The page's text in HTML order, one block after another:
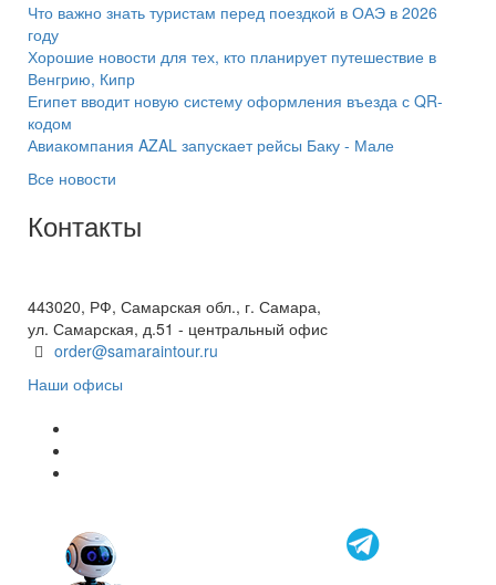
Что важно знать туристам перед поездкой в ОАЭ в 2026
году
Хорошие новости для тех, кто планирует путешествие в
Венгрию, Кипр
Египет вводит новую систему оформления въезда с QR-
кодом
Авиакомпания AZAL запускает рейсы Баку - Мале
Все новости
Контакты
443020, РФ, Самарская обл., г. Самара,
ул. Самарская, д.51 - центральный офис
order@samaraintour.ru
Наши офисы